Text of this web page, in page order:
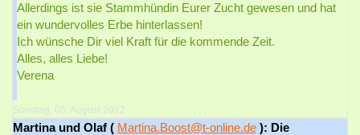
Allerdings ist sie Stammhündin Eurer Zucht gewesen und hat
ein wundervolles Erbe hinterlassen!
Ich wünsche Dir viel Kraft für die kommende Zeit.
Alles, alles Liebe!
Verena
Sonntag, 05. August 2012
Martina und Olaf ( Martina.Boost@t-online.de ): Die